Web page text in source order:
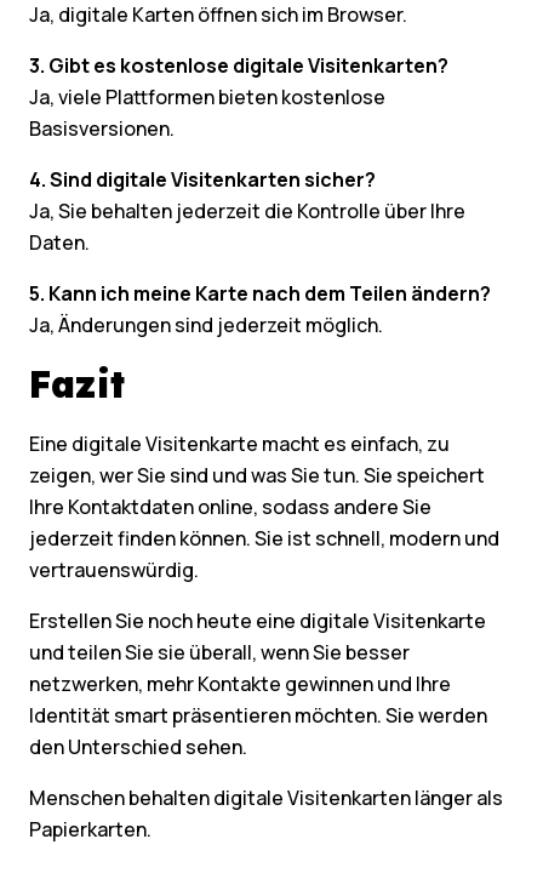
Ja, digitale Karten öffnen sich im Browser.
3. Gibt es kostenlose digitale Visitenkarten?
Ja, viele Plattformen bieten kostenlose
Basisversionen.
4. Sind digitale Visitenkarten sicher?
Ja, Sie behalten jederzeit die Kontrolle über Ihre
Daten.
5. Kann ich meine Karte nach dem Teilen ändern?
Ja, Änderungen sind jederzeit möglich.
Fazit
Eine digitale Visitenkarte macht es einfach, zu
zeigen, wer Sie sind und was Sie tun. Sie speichert
Ihre Kontaktdaten online, sodass andere Sie
jederzeit finden können. Sie ist schnell, modern und
vertrauenswürdig.
Erstellen Sie noch heute eine digitale Visitenkarte
und teilen Sie sie überall, wenn Sie besser
netzwerken, mehr Kontakte gewinnen und Ihre
Identität smart präsentieren möchten. Sie werden
den Unterschied sehen.
Menschen behalten digitale Visitenkarten länger als
Papierkarten.